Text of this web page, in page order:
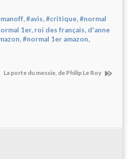
,#avis,#critique,#normal
1er, roi des français, d'anne
,#normal 1er amazon,
La porte du messie, de Philip Le Roy